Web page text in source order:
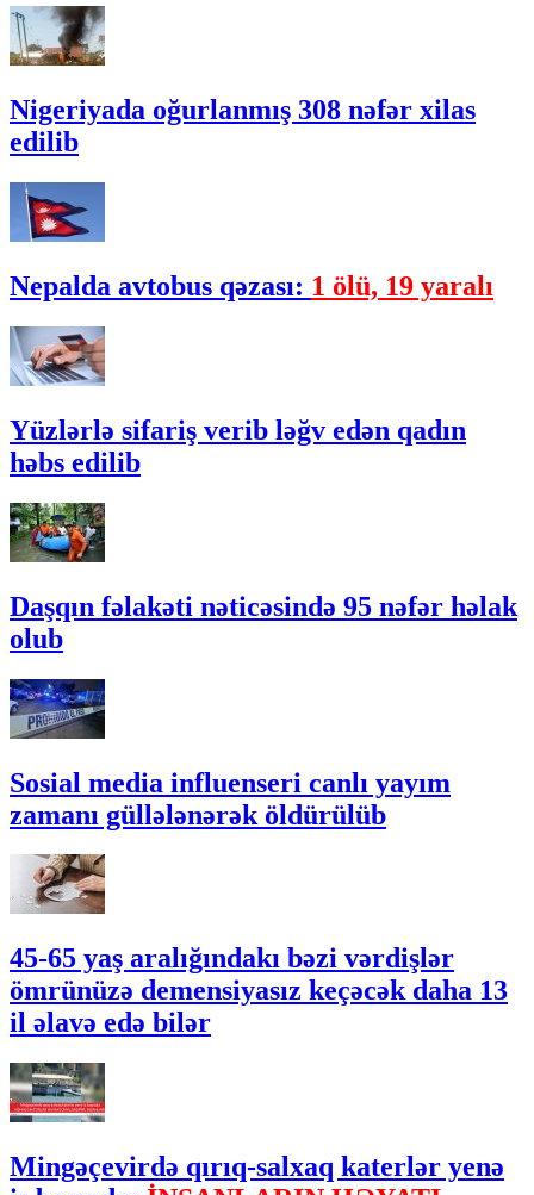
Nigeriyada oğurlanmış 308 nəfər xilas
edilib
Nepalda avtobus qəzası: 1 ölü, 19 yaralı
Yüzlərlə sifariş verib ləğv edən qadın
həbs edilib
Daşqın fəlakəti nəticəsində 95 nəfər həlak
olub
Sosial media influenseri canlı yayım
zamanı güllələnərək öldürülüb
45-65 yaş aralığındakı bəzi vərdişlər
ömrünüzə demensiyasız keçəcək daha 13
il əlavə edə bilər
Mingəçevirdə qırıq-salxaq katerlər yenə